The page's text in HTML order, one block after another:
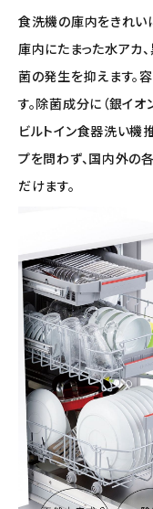
ご利用ガイド等
ようこそ ゲスト 様
meeting_room ログイン
食洗機の庫内をきれい
庫内にたまった水アカ、
菌の発生を抑えます。
す。除菌成分に（銀イオ
ビルトイン食器洗い機
プを問わず、国内外の
だけます。